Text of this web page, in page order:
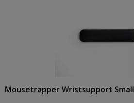
Mousetrapper Wristsupport Small